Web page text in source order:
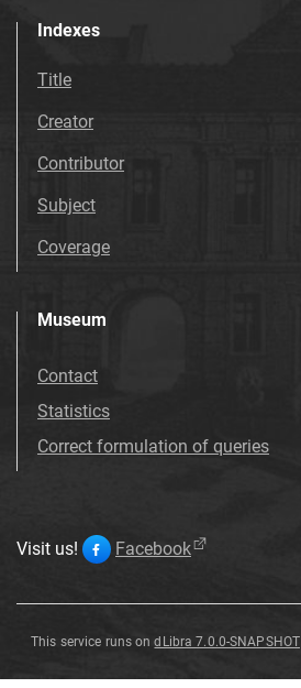
Indexes
Title
Creator
Contributor
Subject
Coverage
Museum
Contact
Statistics
Correct formulation of queries
Visit us! Facebook
This service runs ondLibra 7.0.0-SNAPSHOT